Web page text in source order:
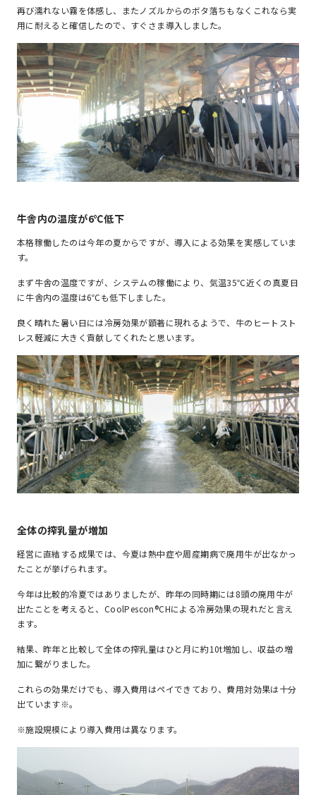
再び濡れない霧を体感し、またノズルからのボタ落ちもなくこれなら実
用に耐えると確信したので、すぐさま導入しました。
牛舎内の温度が6℃低下
本格稼働したのは今年の夏からですが、導入による効果を実感していま
す。
まず牛舎の温度ですが、システムの稼働により、気温35℃近くの真夏日
に牛舎内の温度は6℃も低下しました。
良く晴れた暑い日には冷房効果が顕著に現れるようで、牛のヒートスト
レス軽減に大きく貢献してくれたと思います。
全体の搾乳量が増加
経営に直結する成果では、今夏は熱中症や周産期病で廃用牛が出なかっ
たことが挙げられます。
今年は比較的冷夏ではありましたが、昨年の同時期には8頭の廃用牛が
出たことを考えると、CoolPescon®CHによる冷房効果の現れだと言え
ます。
結果、昨年と比較して全体の搾乳量はひと月に約10t増加し、収益の増
加に繋がりました。
これらの効果だけでも、導入費用はペイできており、費用対効果は十分
出ています※。
※施設規模により導入費用は異なります。